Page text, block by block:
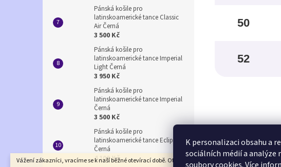
K personalizaci obsahu a
sociálních médií a analýze
Vážení zákazníci, vracíme se k naší běžné otevírací době. Otevírací doba prodejny:
Pánská košile pro
latinskoamerické tance Classic
Air Černá
3 500 Kč
Pánská košile pro
latinskoamerické tance Imperial
Light Černá
3 950 Kč
Pánská košile pro
latinskoamerické tance Imperial
Černá
3 500 Kč
Pánská košile pro
latinskoamerické tance Eclipse
Černá
4 100 Kč
50
52